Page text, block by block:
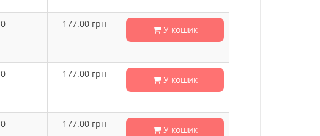
0 177.00грн
У кошик
0 177.00грн
У кошик
0 177.00грн
У кошик